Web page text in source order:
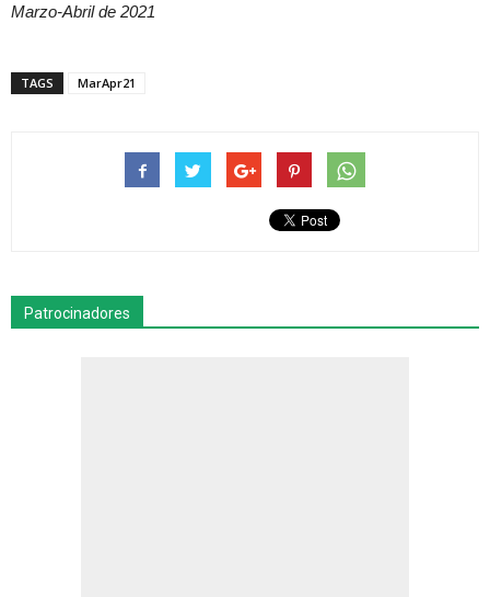
Marzo-Abril de 2021
TAGS MarApr21
Patrocinadores